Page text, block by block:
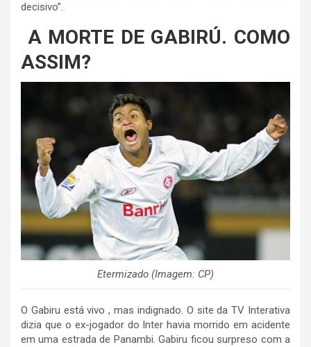
decisivo”.
A MORTE DE GABIRÚ. COMO
ASSIM?
Etermizado (Imagem: CP)
O Gabiru está vivo , mas indignado. O site da TV Interativa
dizia que o ex-jogador do Inter havia morrido em acidente
em uma estrada de Panambi. Gabiru ficou surpreso com a